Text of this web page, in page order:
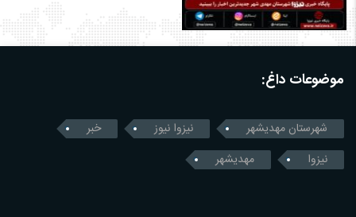
موضوعات داغ:
شهرستان مهدیشهر نیزوا نیوز
خبر
نیزوا
مهدیشهر